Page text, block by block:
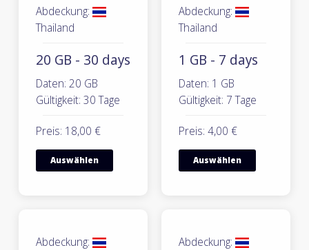
Abdeckung:
Thailand
20 GB - 30 days
Daten: 20 GB
Gültigkeit: 30 Tage
Preis: 18,00 €
Auswählen
Abdeckung:
Thailand
1 GB - 7 days
Daten: 1 GB
Gültigkeit: 7 Tage
Preis: 4,00 €
Auswählen
Abdeckung:
Abdeckung: